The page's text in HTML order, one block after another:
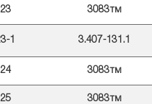
3083тм
1 3.407-131.1
3083тм
3083тм